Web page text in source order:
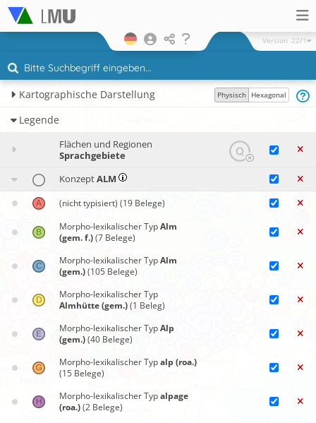
Version 22/1
Kartographische Darstellung Physisch Hexagonal
Legende
Flächen und Regionen
Sprachgebiete
KonzeptALM
(nicht typisiert) (19 Belege)
Morpho-lexikalischer TypAlm
(gem. f.)(7 Belege)
Morpho-lexikalischer TypAlm
(gem.)(105 Belege)
Morpho-lexikalischer Typ
Almhütte (gem.)(1 Beleg)
Morpho-lexikalischer TypAlp
(gem.)(40 Belege)
Morpho-lexikalischer Typalp (roa.)
(15 Belege)
Morpho-lexikalischer Typalpage
(roa.)(2 Belege)